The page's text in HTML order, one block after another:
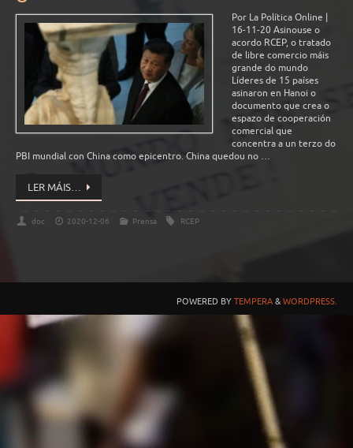
Por La Política Online |
16-11-20 Asinouse o
acordo RCEP, o tratado
de libre comercio máis
grande do mundo
Líderes de 15 países
asinaron en Hanoi o
documento que crea o
espazo de cooperación
comercial que
concentra a un terzo do
PBI mundial con China como epicentro. China quedou no …
LER MÁIS…
doc 2020-12-06 Prensa RCEP
POWERED BY TEMPERA & WORDPRESS.